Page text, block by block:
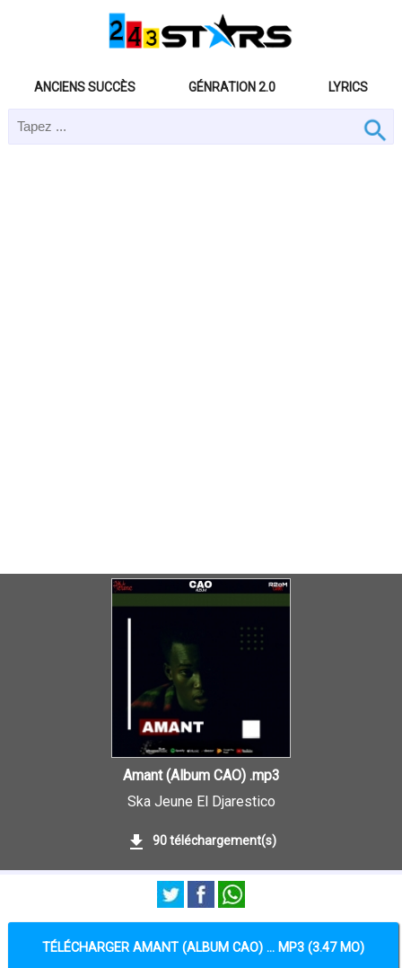
ANCIENS SUCCÈS GÉNRATION 2.0 LYRICS
Amant (Album CAO) .mp3
Ska Jeune El Djarestico
90 téléchargement(s)
TÉLÉCHARGER AMANT (ALBUM CAO) ... MP3 (3.47 MO)